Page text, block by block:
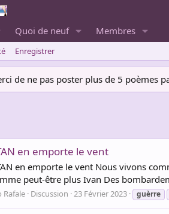
Quoi de neuf Membres
Enregistrer
de ne pas poster plus de 5 poèmes
en emporte le vent
en emporte le vent Nous vivons
peut-être plus Ivan Des
Rafale Discussion 23 Février 2023 guèrre